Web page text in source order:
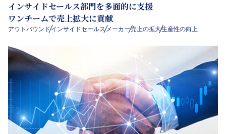
インサイドセールス部門を多面的に支援
ワンチームで売上拡大に貢献
アウトバウンドインサイドセールスメーカー売上の拡大生産性の向上